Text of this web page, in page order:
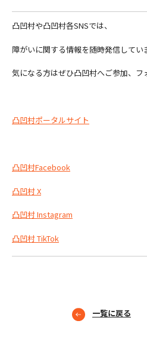
凸凹村や凸凹村各SNSでは、
障がいに関する情報を随時発信してい
気になる方はぜひ凸凹村へご参加、フ
凸凹村ポータルサイト
凸凹村Facebook
凸凹村 X
凸凹村 Instagram
凸凹村 TikTok
一覧に戻る